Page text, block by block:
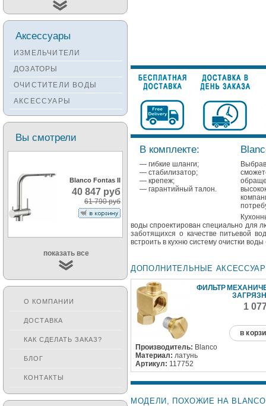
В комплекте:
— гибкие шланги;
— стабилизатор;
— крепеж;
— гарантийный талон.
воды спроектирован специально для
заботящихся о качестве питьевой
встроить в кухню систему очистки
ДОПОЛНИТЕЛЬНЫЕ
ФИЛЬТР
1
в
Производитель: Blanco
Материал: латунь
Артикул: 117752
МОДЕЛИ, ПОХОЖИЕ НА BLANCO
Мойки ALVEUS
Мойки TEKA
Мойки ZORG
Мойки SEAMAN
Мойки ZIGMUND&SHTAIN
Мойки OULIN
Мойки PAULMARK
Аксессуары
ИЗМЕЛЬЧИТЕЛИ
ДОЗАТОРЫ
ОЧИСТИТЕЛИ ВОДЫ
АКСЕССУАРЫ
Вы смотрели
Blanco Fontas II
40 847 руб
61 790 руб
показать все
О КОМПАНИИ
ДОСТАВКА
КАК СДЕЛАТЬ ЗАКАЗ?
БЛОГ
КОНТАКТЫ